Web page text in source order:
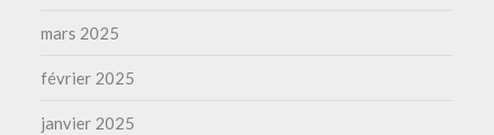
mars 2025
février 2025
janvier 2025